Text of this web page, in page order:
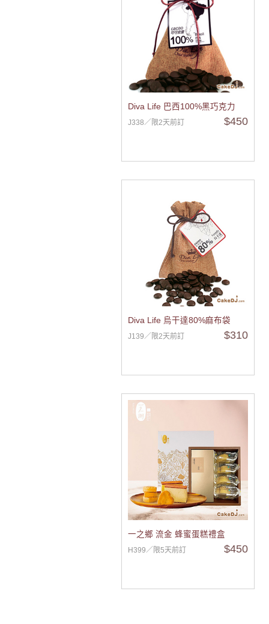
Diva Life 巴西100%黑巧克力
J338／限2天前訂 $450
Diva Life 烏干達80%麻布袋
J139／限2天前訂 $310
一之鄉 流金 蜂蜜蛋糕禮盒
H399／限5天前訂 $450